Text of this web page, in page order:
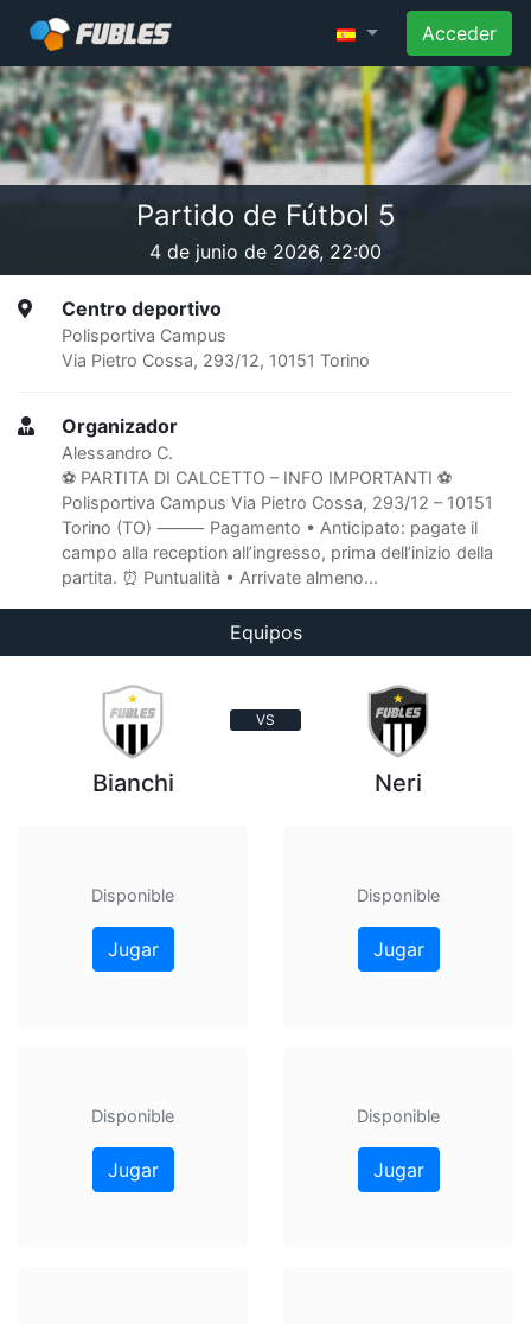
Acceder
Partido de Fútbol 5
4 de junio de 2026, 22:00
Centro deportivo
Polisportiva Campus
Via Pietro Cossa, 293/12, 10151 Torino
Organizador
Alessandro C.
⚽️ PARTITA DI CALCETTO – INFO IMPORTANTI ⚽️
Polisportiva Campus Via Pietro Cossa, 293/12 – 10151
Torino (TO) ⸻ Pagamento • Anticipato: pagate il
campo alla reception all’ingresso, prima dell’inizio della
partita. ⏰ Puntualità • Arrivate almeno...
Equipos
VS
Bianchi
Disponible
Jugar
Disponible
Jugar
Neri
Disponible
Jugar
Disponible
Jugar